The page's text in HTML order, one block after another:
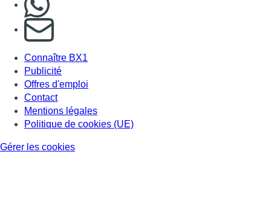
S'abonner à notre newsletter
Connaître BX1
Publicité
Offres d'emploi
Contact
Mentions légales
Politique de cookies (UE)
Gérer les cookies